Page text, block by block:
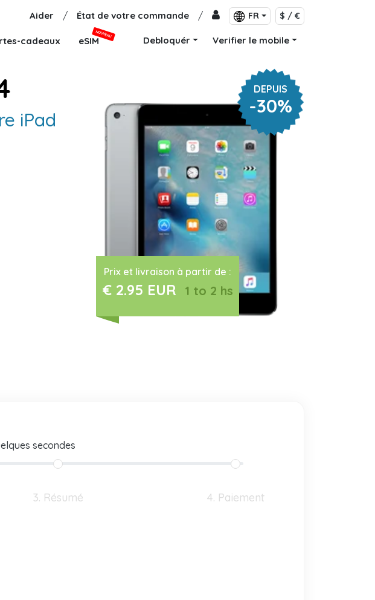
Aider / État de votre commande / FR $ / €
cadeaux eSIM
NOUVEAU
Debloquér Verifier le mobile
DEPUIS
-30%
Prix et livraison à partir de :
€ 2.95 EUR 1 to 2 hs
iPad
secondes
3. Résumé 4. Paiement